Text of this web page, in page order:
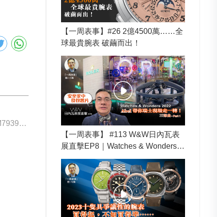
下一個: Tudor M7939G1A0NRU-0001
【一周表事】#26 2億4500萬……全
球最貴腕表 破繭而出！
【一周表事】 #113 W&W日內瓦表
展直擊EP8｜Watches & Wonders 2
022 Abel帶你瑞士現場走一轉！